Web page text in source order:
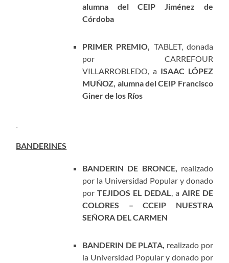
alumna del CEIP Jiménez de
Córdoba
PRIMER PREMIO, TABLET, donada
por CARREFOUR
VILLARROBLEDO, a ISAAC LÓPEZ
MUÑOZ, alumna del CEIP Francisco
Giner de los Ríos
BANDERINES
BANDERIN DE BRONCE, realizado
por la Universidad Popular y donado
porTEJIDOS EL DEDAL, a AIRE DE
COLORES – CCEIP NUESTRA
SEÑORA DEL CARMEN
BANDERIN DE PLATA, realizado por
la Universidad Popular y donado por